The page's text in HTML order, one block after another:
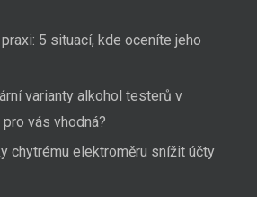
5 situací, kde oceníte jeho
varianty alkohol testerů v
vás vhodná?
chytrému elektroměru snížit účty